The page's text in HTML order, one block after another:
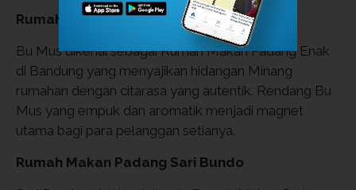
Rumah Masakan Padang Bu Mus
Bu Mus dikenal sebagai Rumah Makan Padang Enak
di Bandung yang menyajikan hidangan Minang
rumahan dengan citarasa yang autentik. Rendang Bu
Mus yang empuk dan aromatik menjadi magnet
utama bagi para pelanggan setianya.
Rumah Makan Padang Sari Bundo